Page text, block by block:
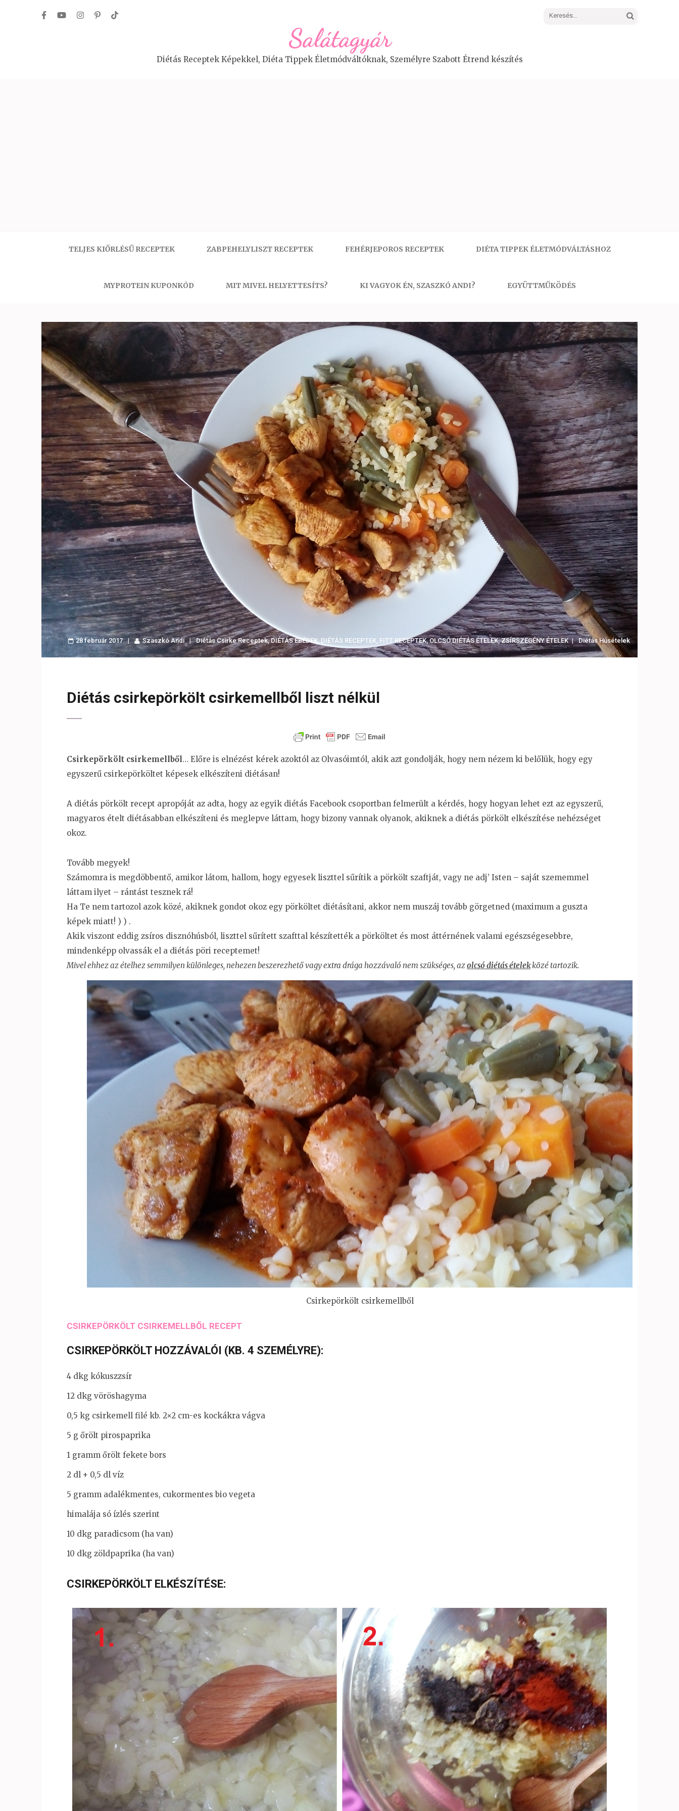
Keresés:
Salátagyár
Diétás Receptek Képekkel, Diéta Tippek Életmódváltóknak, Személyre Szabott Étrend készítés
TELJES KIŐRLÉSŰ RECEPTEK ZABPEHELYLISZT RECEPTEK FEHÉRJEPOROS RECEPTEK DIÉTA TIPPEK ÉLETMÓDVÁLTÁSHOZ
MYPROTEIN KUPONKÓD MIT MIVEL HELYETTESÍTS? KI VAGYOK ÉN, SZASZKÓ ANDI? EGYÜTTMŰKÖDÉS
28 február 2017 Szaszkó Andi Diétás Csirke Receptek,DIÉTÁS EBÉDEK DIÉTÁS RECEPTEK FITT RECEPTEK,OLCSÓ DIÉTÁS ÉTELEK,ZSÍRSZEGÉNY ÉTELEK Diétás Húsételek
Diétás csirkepörkölt csirkemellből liszt nélkül
Csirkepörkölt csirkemellből… Előre is elnézést kérek azoktól az Olvasóimtól, akik azt gondolják, hogy nem nézem ki belőlük, hogy egy
egyszerű csirkepörköltet képesek elkészíteni diétásan!
A diétás pörkölt recept apropóját az adta, hogy az egyik diétás Facebook csoportban felmerült a kérdés, hogy hogyan lehet ezt az egyszerű,
magyaros ételt diétásabban elkészíteni és meglepve láttam, hogy bizony vannak olyanok, akiknek a diétás pörkölt elkészítése nehézséget
okoz.
Tovább megyek!
Számomra is megdöbbentő, amikor látom, hallom, hogy egyesek liszttel sűrítik a pörkölt szaftját, vagy ne adj’ Isten – saját szememmel
láttam ilyet – rántást tesznek rá!
Ha Te nem tartozol azok közé, akiknek gondot okoz egy pörköltet diétásítani, akkor nem muszáj tovább görgetned (maximum a guszta
képek miatt! ) ) .
Akik viszont eddig zsíros disznóhúsból, liszttel sűrített szafttal készítették a pörköltet és most áttérnének valami egészségesebbre,
mindenképp olvassák el a diétás pöri receptemet!
Mivel ehhez az ételhez semmilyen különleges, nehezen beszerezhető vagy extra drága hozzávaló nem szükséges, azolcsó diétás ételekközé tartozik.
Csirkepörkölt csirkemellből
CSIRKEPÖRKÖLT CSIRKEMELLBŐL RECEPT
CSIRKEPÖRKÖLT HOZZÁVALÓI (KB. 4 SZEMÉLYRE):
4 dkg kókuszzsír
12 dkg vöröshagyma
0,5 kg csirkemell filé kb. 2×2 cm-es kockákra vágva
5 g őrölt pirospaprika
1 gramm őrölt fekete bors
2 dl + 0,5 dl víz
5 gramm adalékmentes, cukormentes bio vegeta
himalája só ízlés szerint
10 dkg paradicsom (ha van)
10 dkg zöldpaprika (ha van)
CSIRKEPÖRKÖLT ELKÉSZÍTÉSE: